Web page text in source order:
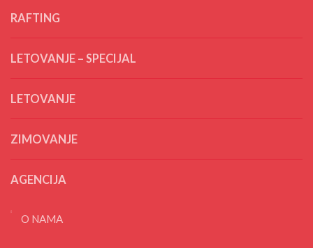
RAFTING
LETOVANJE – SPECIJAL
LETOVANJE
ZIMOVANJE
AGENCIJA
O NAMA